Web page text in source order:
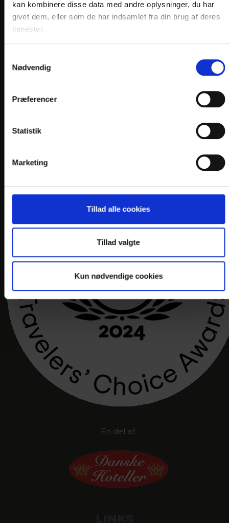
kan kombinere disse data med andre oplysninger, du har
givet dem, eller som de har indsamlet fra din brug af deres
tjenester.
Nødvendig
Præferencer
Statistik
Marketing
Tillad alle cookies
Tillad valgte
Kun nødvendige cookies
info@hotelkirstine.dk
En del af: